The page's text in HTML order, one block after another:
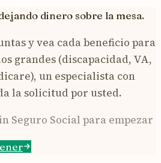
dinero sobre la mesa.
y vea cada beneficio para
grandes (discapacidad, VA,
un especialista con
la solicitud por usted.
Seguro Social para empezar